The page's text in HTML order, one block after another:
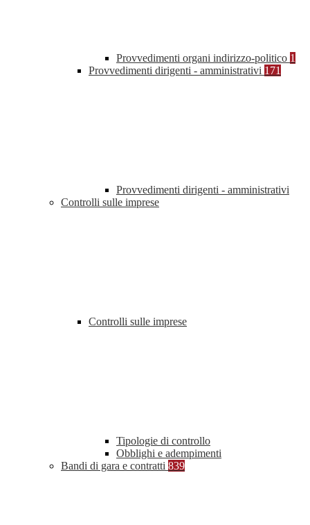
Provvedimenti organi indirizzo-politico 1
Provvedimenti dirigenti - amministrativi 171
Provvedimenti dirigenti - amministrativi
Controlli sulle imprese
Controlli sulle imprese
Tipologie di controllo
Obblighi e adempimenti
Bandi di gara e contratti 839